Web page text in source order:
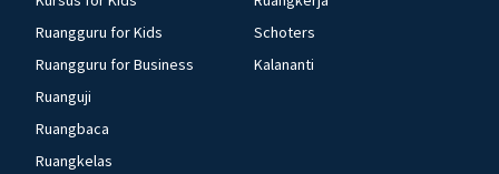
Ruangguru for Kids
Ruangguru for Business
Ruanguji
Ruangbaca
Ruangkelas
Schoters
Kalananti